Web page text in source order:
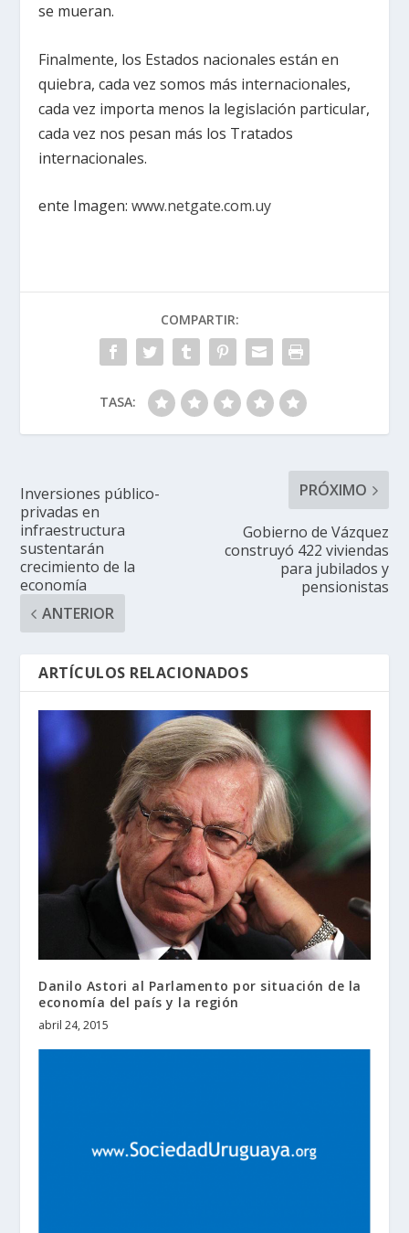
se mueran.
Finalmente, los Estados nacionales están en
quiebra, cada vez somos más internacionales,
cada vez importa menos la legislación particular,
cada vez nos pesan más los Tratados
internacionales.
ente Imagen:www.netgate.com.uy
COMPARTIR:
TASA:
Inversiones público-
privadas en
infraestructura
sustentarán
crecimiento de la
economía
ANTERIOR
PRÓXIMO
Gobierno de Vázquez
construyó 422 viviendas
para jubilados y
pensionistas
ARTÍCULOS RELACIONADOS
Danilo Astori al Parlamento por situación de la
economía del país y la región
abril 24, 2015